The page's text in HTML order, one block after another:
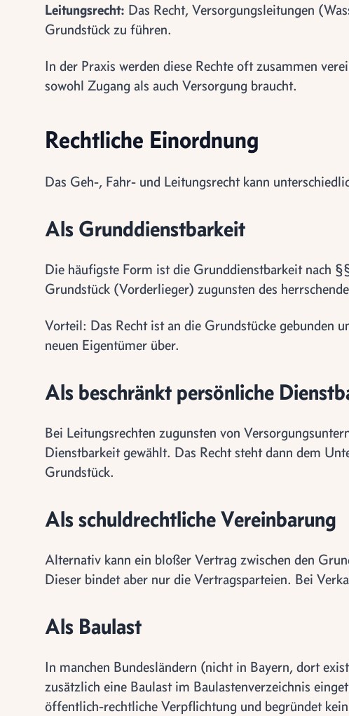
Leitungsrecht: Das Recht, Versorgungsleitungen
Grundstück zu führen.
In der Praxis werden diese Rechte oft zusammen
sowohl Zugang als auch Versorgung braucht.
Rechtliche Einordnung
Das Geh-, Fahr- und Leitungsrecht kann
Als Grunddienstbarkeit
Die häufigste Form ist die Grunddienstbarkeit nach
Grundstück (Vorderlieger) zugunsten des
Vorteil: Das Recht ist an die Grundstücke gebunden
neuen Eigentümer über.
Als beschränkt persönliche
Bei Leitungsrechten zugunsten von
Dienstbarkeit gewählt. Das Recht steht dann dem
Grundstück.
Als schuldrechtliche Vereinbarung
Alternativ kann ein bloßer Vertrag zwischen den
Dieser bindet aber nur die Vertragsparteien. Bei
Als Baulast
In manchen Bundesländern (nicht in Bayern, dort
zusätzlich eine Baulast im Baulastenverzeichnis
öffentlich-rechtliche Verpflichtung und begründet